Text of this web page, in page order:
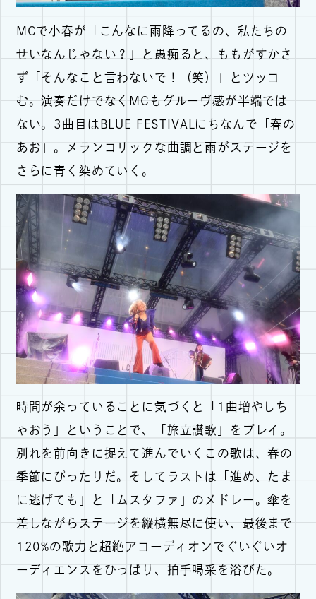
MCで小春が「こんなに雨降ってるの、私たちの
せいなんじゃない？」と愚痴ると、ももがすかさ
ず「そんなこと言わないで！（笑）」とツッコ
む。演奏だけでなくMCもグルーヴ感が半端では
ない。3曲目はBLUE FESTIVALにちなんで「春の
あお」。メランコリックな曲調と雨がステージを
さらに青く染めていく。
時間が余っていることに気づくと「1曲増やしち
ゃおう」ということで、「旅立讃歌」をプレイ。
別れを前向きに捉えて進んでいくこの歌は、春の
季節にぴったりだ。そしてラストは「進め、たま
に逃げても」と「ムスタファ」のメドレー。傘を
差しながらステージを縦横無尽に使い、最後まで
120%の歌力と超絶アコーディオンでぐいぐいオ
ーディエンスをひっぱり、拍手喝采を浴びた。